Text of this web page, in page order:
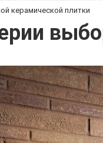
керамической плитки